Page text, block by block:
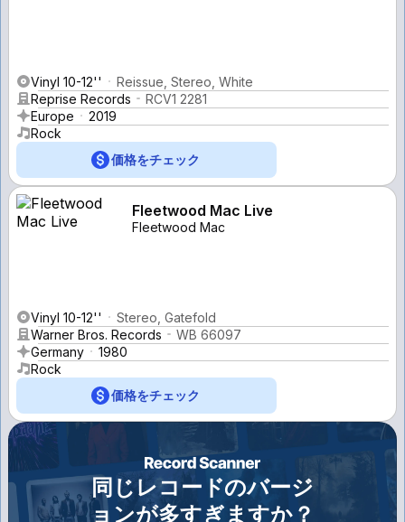
Vinyl 10-12''
Reissue, Stereo, White
Reprise Records
RCV1 2281
Europe
2019
Rock
価格をチェック
Fleetwood Mac Live
Fleetwood Mac
Vinyl 10-12''
Stereo, Gatefold
Warner Bros. Records
WB 66097
Germany
1980
Rock
価格をチェック
同じレコードのバージ
ョンが多すぎますか？